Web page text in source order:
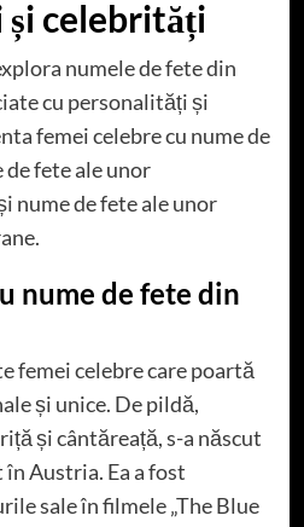
celebrități
numele de fete din
cu personalități și
femei celebre cu nume de
fete ale unor
nume de fete ale unor
nume de fete din
femei celebre care poartă
și unice. De pildă,
și cântăreață, s-a născut
Austria. Ea a fost
sale în filmele „The Blue